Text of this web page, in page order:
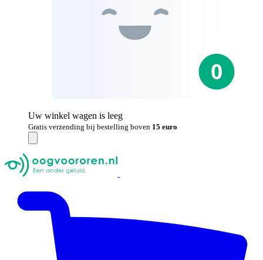
Uw winkel wagen is leeg
Gratis verzending bij bestelling boven 15 euro